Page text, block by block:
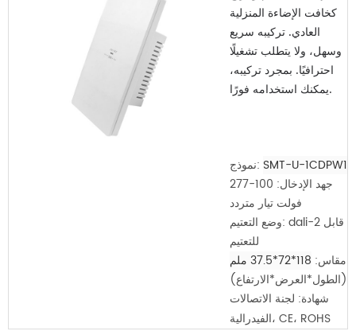
كخافت الإضاءة المنزلية
العادي. تركيبه سريع
وسهل، ولا يتطلب تشغيلًا
احترافيًا. بمجرد تركيبه،
نموذج: SMT-U-1CDPW1
جهد الإدخال:
100-277
فولت تيار متردد
وضع التعتيم: dali-2 قابل
للتعتيم
مقاس: 118*72*37.5 ملم
(الطول*العرض*الارتفاع)
شهادة: لجنة الاتصالات
الفيدرالية، CE، ROHS